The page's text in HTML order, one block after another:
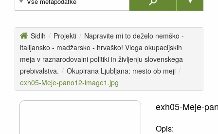
Sidih / Projekti / Napravite mi to deželo nemško -
italijansko - madžarsko - hrvaško! Vloga okupacijskih
meja v raznarodovalni politiki in življenju slovenskega
prebivalstva. / Okupirana Ljubljana: mesto ob meji /
exh05-Meje-pano12-image1.jpg
exh05-Meje-
Opis: